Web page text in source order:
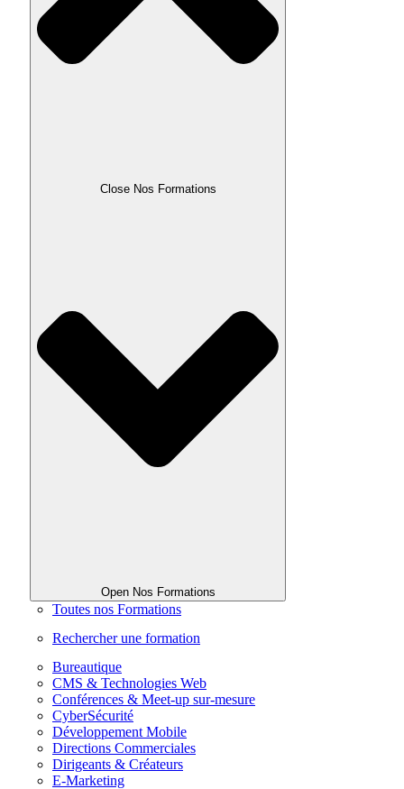
Close Nos Formations
Open Nos Formations
Toutes nos Formations
Rechercher une formation
Bureautique
CMS & Technologies Web
Conférences & Meet-up sur-mesure
CyberSécurité
Développement Mobile
Directions Commerciales
Dirigeants & Créateurs
E-Marketing